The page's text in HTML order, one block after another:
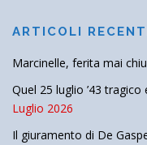
ARTICOLI
Marcinelle, ferita mai
Quel 25 luglio ’43
Luglio 2026
Il giuramento di De